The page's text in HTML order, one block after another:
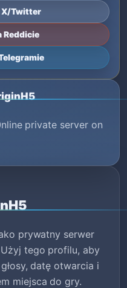
X/Twitter
Reddicie
private server on
prywatny serwer
tego profilu, aby
datę otwarcia i
miejsca do gry.